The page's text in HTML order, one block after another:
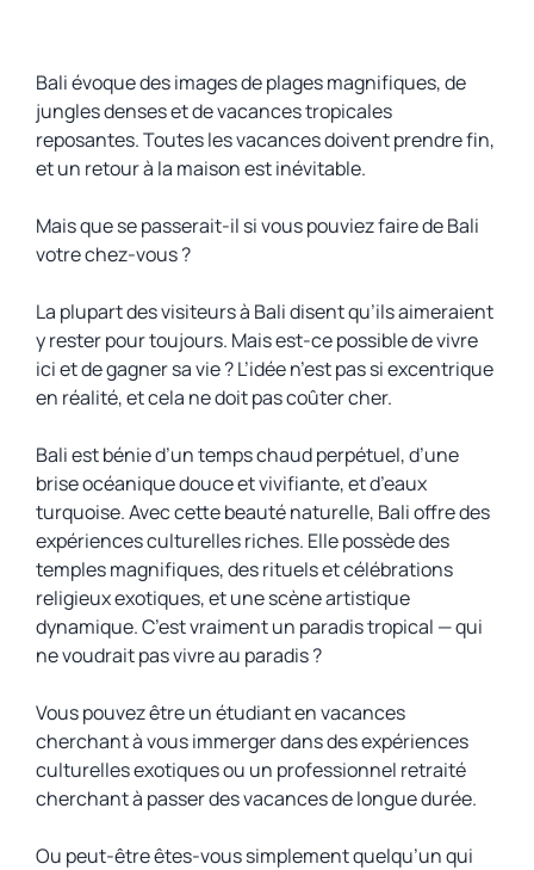
Bali évoque des images de plages magnifiques, de
jungles denses et de vacances tropicales
reposantes. Toutes les vacances doivent prendre fin,
et un retour à la maison est inévitable.
Mais que se passerait-il si vous pouviez faire de Bali
votre chez-vous ?
La plupart des visiteurs à Bali disent qu’ils aimeraient
y rester pour toujours. Mais est-ce possible de vivre
ici et de gagner sa vie ? L’idée n’est pas si excentrique
en réalité, et cela ne doit pas coûter cher.
Bali est bénie d’un temps chaud perpétuel, d’une
brise océanique douce et vivifiante, et d’eaux
turquoise. Avec cette beauté naturelle, Bali offre des
expériences culturelles riches. Elle possède des
temples magnifiques, des rituels et célébrations
religieux exotiques, et une scène artistique
dynamique. C’est vraiment un paradis tropical — qui
ne voudrait pas vivre au paradis ?
Vous pouvez être un étudiant en vacances
cherchant à vous immerger dans des expériences
culturelles exotiques ou un professionnel retraité
cherchant à passer des vacances de longue durée.
Ou peut-être êtes-vous simplement quelqu’un qui